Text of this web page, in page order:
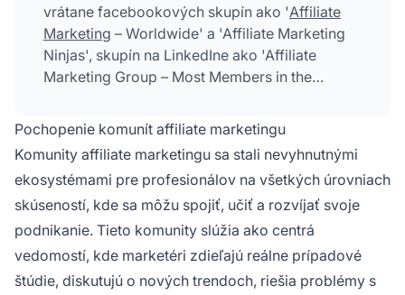
vrátane facebookových skupín ako 'Affiliate
Marketing – Worldwide' a 'Affiliate Marketing
Ninjas', skupín na LinkedIne ako 'Affiliate
Marketing Group – Most Members in the
AffiliateFix, komunít na Reddite a nových
Discord a Slack skupín, kde marketéri zdieľajú
stratégie, sieťujú a spolupracujú.
Pochopenie komunít affiliate marketingu
Komunity affiliate marketingu sa stali nevyhnutnými
ekosystémami pre profesionálov na všetkých úrovniach
skúseností, kde sa môžu spojiť, učiť a rozvíjať svoje
podnikanie. Tieto komunity slúžia ako centrá
vedomostí, kde marketéri zdieľajú reálne prípadové
štúdie, diskutujú o nových trendoch, riešia problémy s